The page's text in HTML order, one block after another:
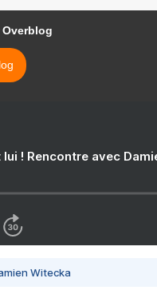
! Rencontre avec
Witecka